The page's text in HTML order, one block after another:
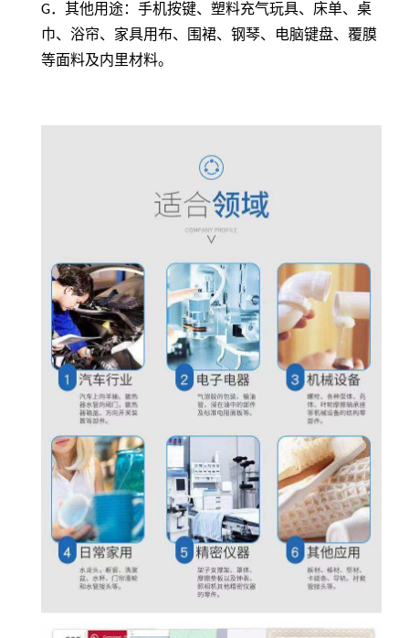
G．其他用途：手机按键、塑料充气玩具、床单、桌
巾、浴帘、家具用布、围裙、钢琴、电脑键盘、覆膜
等面料及内里材料。